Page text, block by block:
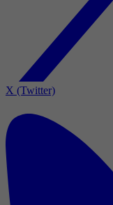
X (Twitter)